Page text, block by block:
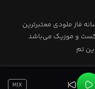
فاز ملودی معتبرترین
و موزیک می‌باشد
تم
MIX